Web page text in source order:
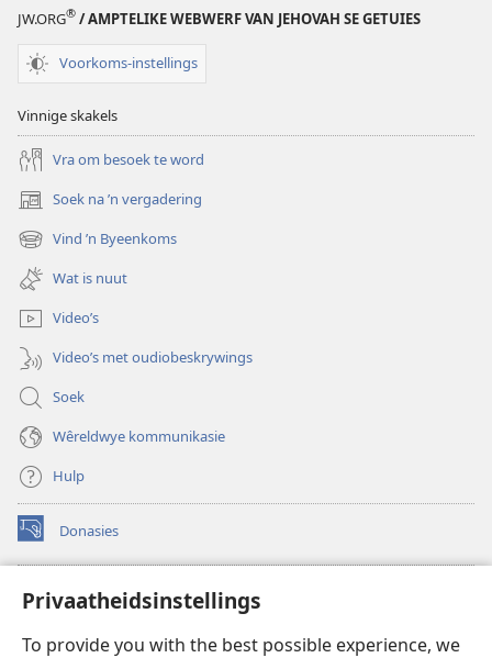
Privaatheidsinstellings
To provide you with the best possible experience, we
JW.ORG® / AMPTELIKE WEBWERF VAN JEHOVAH SE GETUIES
Voorkoms-instellings
Vinnige skakels
Vra om besoek te word
Soek na ’n vergadering
(maak
nuwe
venster
oop)
Vind ’n Byeenkoms
(maak
nuwe
venster
oop)
Wat is nuut
Video’s
Video’s met oudiobeskrywings
Soek
Wêreldwye kommunikasie
Hulp
Donasies
(maak
nuwe
oop)
Wagtoring – AANLYN BIBLIOTEEK
(maak
vensterJW Hub
(maak